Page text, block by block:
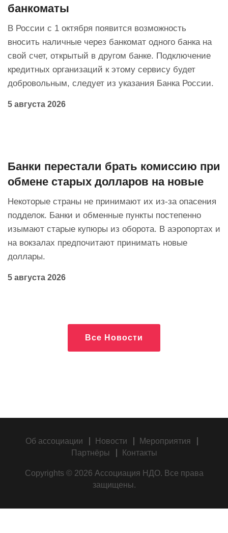
банкоматы
В России с 1 октября появится возможность
вносить наличные через банкомат одного банка на
свой счет, открытый в другом банке. Подключение
кредитных организаций к этому сервису будет
добровольным, следует из указания Банка России.
5 августа 2026
Банки перестали брать комиссию при
обмене старых долларов на новые
Некоторые страны не принимают их из-за опасения
подделок. Банки и обменные пункты постепенно
изымают старые купюры из оборота. В аэропортах и
на вокзалах предпочитают принимать новые
доллары.
5 августа 2026
Все Новости
Об ассоциации Новости
Мероприятия
Партнёры
Контакты
Copyrights © 2026 Ассоциация НДО. Все права
защищены.